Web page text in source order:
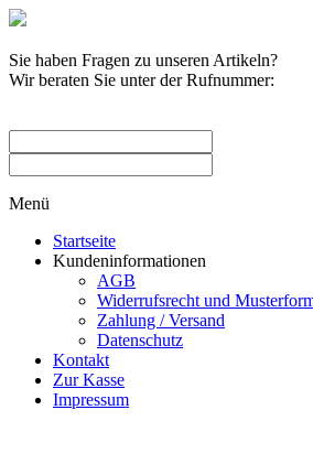
Sie haben Fragen zu unseren Artikeln?
Wir beraten Sie unter der Rufnummer:
Menü
Startseite
Kundeninformationen
AGB
Widerrufsrecht und
Zahlung / Versand
Datenschutz
Kontakt
Zur Kasse
Impressum